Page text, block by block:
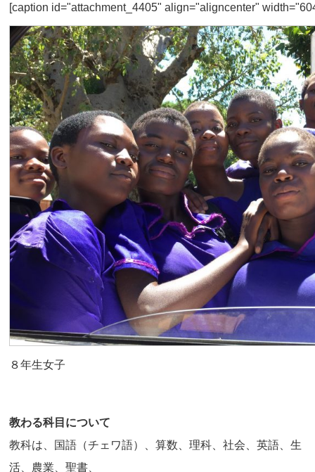
[caption id="attachment_4405" align="aligncenter"
８年生女子
教わる科目について
教科は、国語（チェワ語）、算数、理科、社会、英語、生
活、農業、聖書、